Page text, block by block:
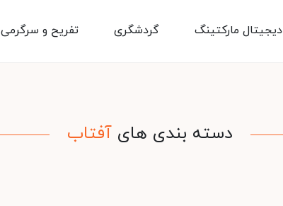
تفریح و سرگرمی گردشگری دیجیتال مارکتینگ
دسته بندی های آفتاب